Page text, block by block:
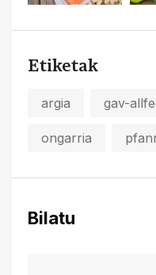
Etiketak
argia gav-
ongarria
Bilatu